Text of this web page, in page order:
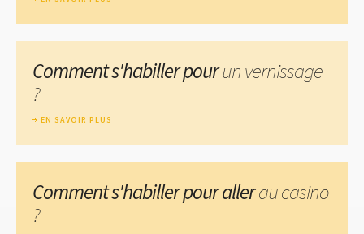
Comment s'habiller pourun vernissage
?
EN SAVOIR PLUS
Comment s'habiller pour allerau casino
?